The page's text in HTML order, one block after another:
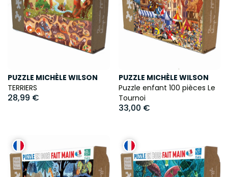
PUZZLE MICHÈLE WILSON
TERRIERS
28,99 €
PUZZLE MICHÈLE WILSON
Puzzle enfant 100 pièces Le
Tournoi
33,00 €